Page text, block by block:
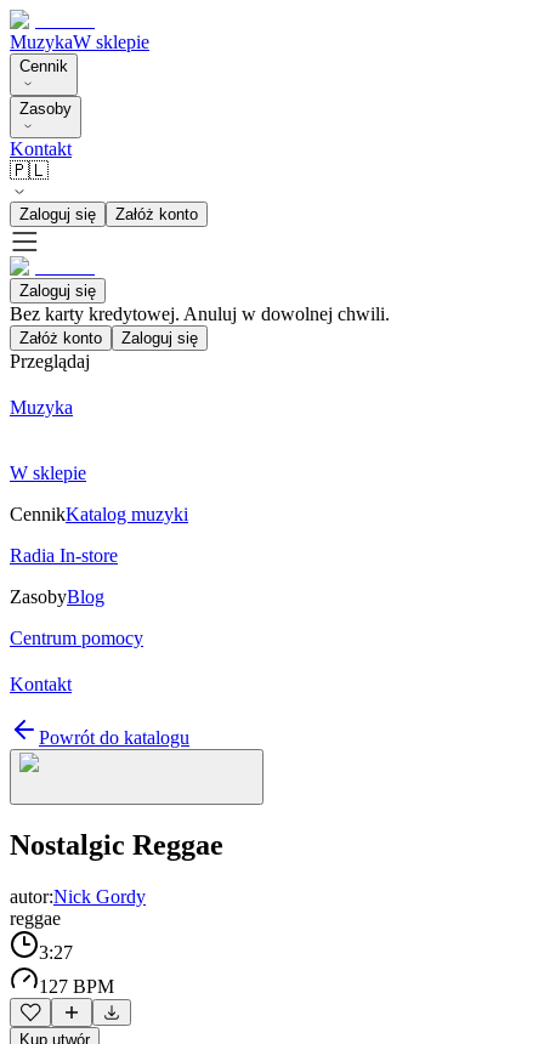
MuzykaW sklepie
Cennik
Zasoby
Kontakt
🇵🇱
Zaloguj się Załóż konto
Zaloguj się
Bez karty kredytowej. Anuluj w dowolnej chwili.
Załóż konto Zaloguj się
Przeglądaj
Muzyka
W sklepie
CennikKatalog muzyki
Radia In-store
ZasobyBlog
Centrum pomocy
Kontakt
Powrót do katalogu
Nostalgic Reggae
autor:Nick Gordy
reggae
3:27
127 BPM
Kup utwór